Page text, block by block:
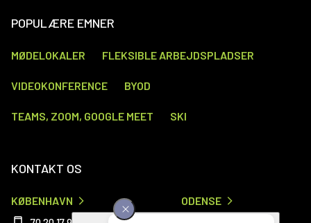
POPULÆRE EMNER
MØDELOKALER FLEKSIBLE ARBEJDSPLADSER
VIDEOKONFERENCE BYOD
TEAMS, ZOOM, GOOGLE MEET SKI
KONTAKT OS
KØBENHAVN ODENSE